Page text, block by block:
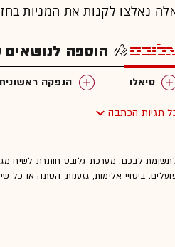
נאלצו לקנות את המניות
הוספה לנושאים
סיאלו הנפקה
תגיות הכתבה
לבכם: מערכת גלובס חותרת לשיח
ביטויי אלימות, גזענות, הסתה או כל